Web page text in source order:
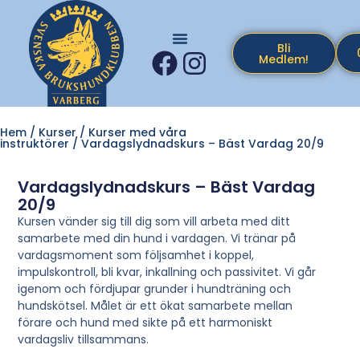
Bli
Medlem!
Hem / Kurser/ Kurser med våra
instruktörer / Vardagslydnadskurs – Bäst Vardag 20/9
Vardagslydnadskurs – Bäst Vardag
20/9
Kursen vänder sig till dig som vill arbeta med ditt
samarbete med din hund i vardagen. Vi tränar på
vardagsmoment som följsamhet i koppel,
impulskontroll, bli kvar, inkallning och passivitet. Vi går
igenom och fördjupar grunder i hundträning och
hundskötsel. Målet är ett ökat samarbete mellan
förare och hund med sikte på ett harmoniskt
vardagsliv tillsammans.